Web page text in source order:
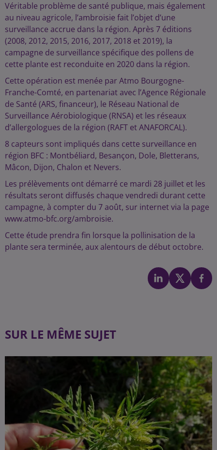
Véritable problème de santé publique, mais également
au niveau agricole, l’ambroisie fait l’objet d’une
surveillance accrue dans la région. Après 7 éditions
(2008, 2012, 2015, 2016, 2017, 2018 et 2019), la
campagne de surveillance spécifique des pollens de
cette plante est reconduite en 2020 dans la région.
Cette opération est menée par Atmo Bourgogne-
Franche-Comté, en partenariat avec l’Agence Régionale
de Santé (ARS, financeur), le Réseau National de
Surveillance Aérobiologique (RNSA) et les réseaux
d’allergologues de la région (RAFT et ANAFORCAL).
8 capteurs sont impliqués dans cette surveillance en
région BFC : Montbéliard, Besançon, Dole, Bletterans,
Mâcon, Dijon, Chalon et Nevers.
Les prélèvements ont démarré ce mardi 28 juillet et les
résultats seront diffusés chaque vendredi durant cette
campagne, à compter du 7 août, sur internet via la page
www.atmo-bfc.org/ambroisie.
Cette étude prendra fin lorsque la pollinisation de la
plante sera terminée, aux alentours de début octobre.
SUR LE MÊME SUJET